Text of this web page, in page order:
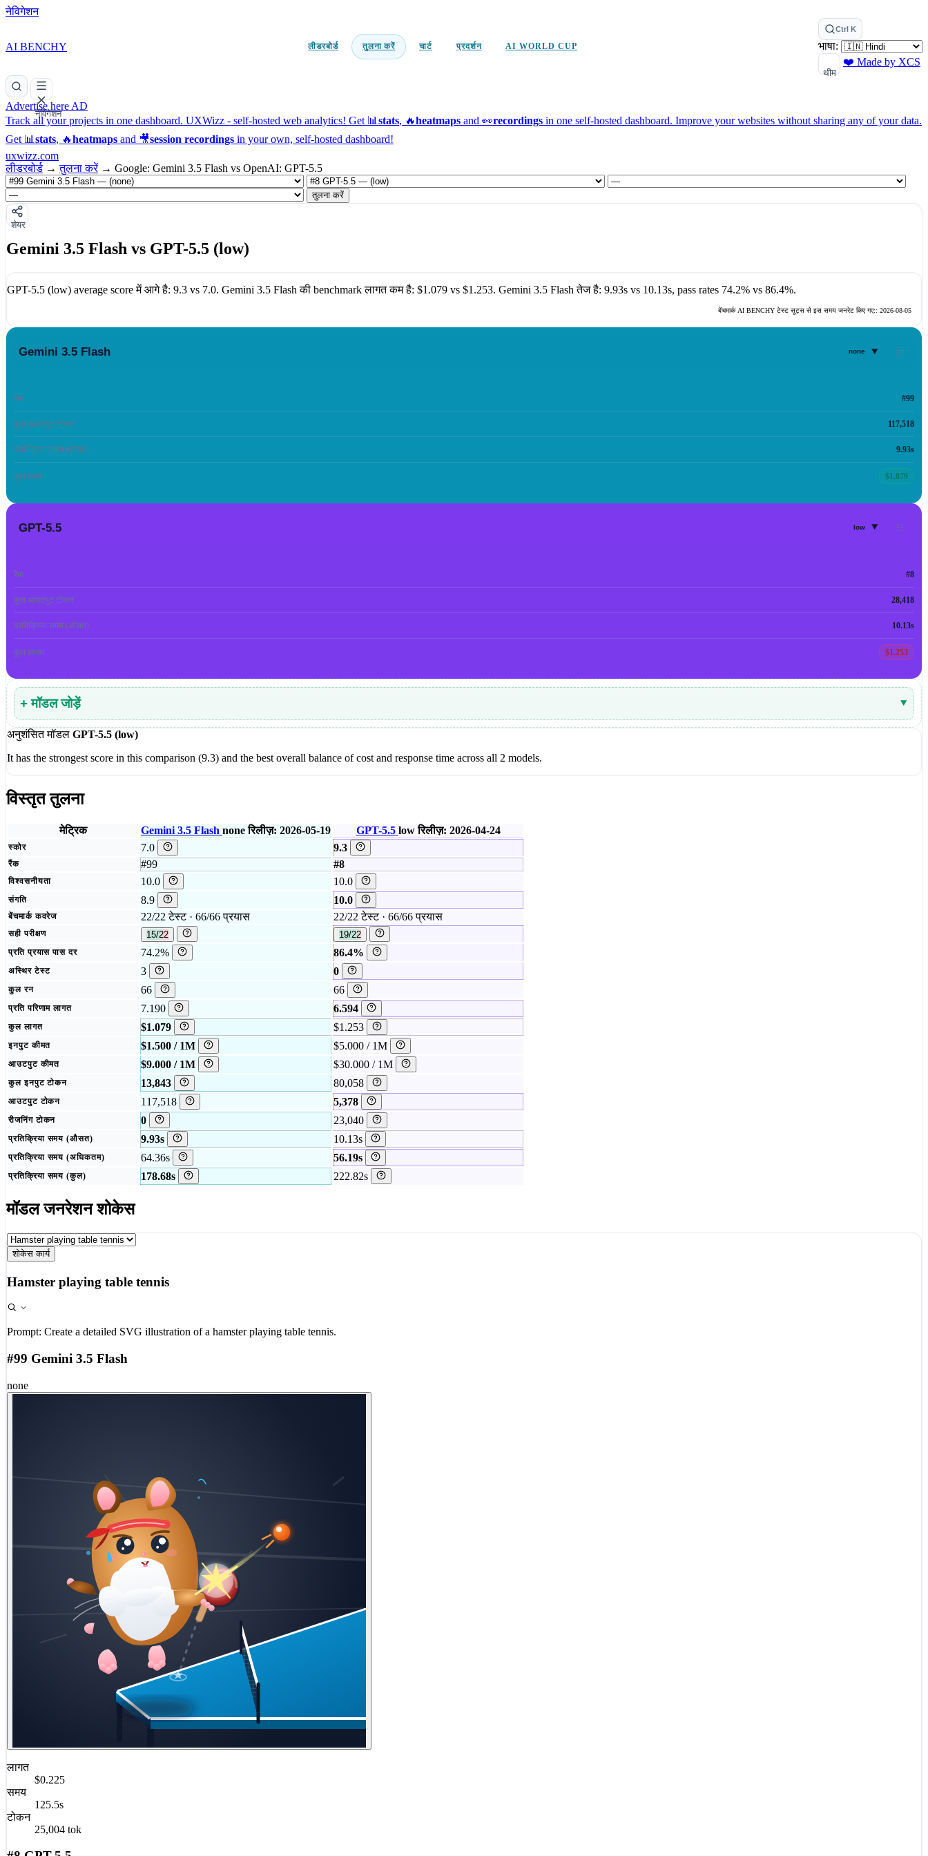
नेविगेशन
AI BENCHY लीडरबोर्ड तुलना करें चार्ट प्रदर्शन AI WORLD CUP
Ctrl K
भाषा:
थीम
❤️ Made by XCS
नेविगेशन
Advertise here AD
Track all your projects in one dashboard. UXWizz - self-hosted web analytics! Get 📊 stats, 🔥heatmaps and 👀recordings in one self-hosted dashboard. Improve your websites without sharing any of your data.
Get 📊 stats, 🔥heatmaps and 🎥session recordings in your own, self-hosted dashboard!
uxwizz.com
लीडरबोर्ड → तुलना करें → Google: Gemini 3.5 Flash vs OpenAI: GPT-5.5
तुलना करें
शेयर
Gemini 3.5 Flash vs GPT-5.5 (low)
GPT-5.5 (low) average score में आगे है: 9.3 vs 7.0. Gemini 3.5 Flash की benchmark लागत कम है: $1.079 vs $1.253. Gemini 3.5 Flash तेज है: 9.93s vs 10.13s, pass rates 74.2% vs 86.4%.
बेंचमार्क AI BENCHY टेस्ट सूट्स से इस समय जनरेट किए गए:: 2026-08-05
Gemini 3.5 Flash none ▾
रैंक #99
कुल आउटपुट टोकन 117,518
प्रतिक्रिया समय (औसत) 9.93s
कुल लागत $1.079
GPT-5.5 low ▾
रैंक #8
कुल आउटपुट टोकन 28,418
प्रतिक्रिया समय (औसत) 10.13s
कुल लागत $1.253
+ मॉडल जोड़ें ▾
अनुशंसित मॉडल GPT-5.5 (low)
It has the strongest score in this comparison (9.3) and the best overall balance of cost and response time across all 2 models.
विस्तृत तुलना
मेट्रिक Gemini 3.5 Flash none रिलीज़: 2026-05-19 GPT-5.5 low रिलीज़: 2026-04-24
स्कोर 7.0 9.3
रैंक #99 #8
विश्वसनीयता 10.0 10.0
संगति 8.9 10.0
बेंचमार्क कवरेज 22/22 टेस्ट · 66/66 प्रयास 22/22 टेस्ट · 66/66 प्रयास
सही परीक्षण 15/22 19/22
प्रति प्रयास पास दर 74.2% 86.4%
अस्थिर टेस्ट 3 0
कुल रन 66 66
प्रति परिणाम लागत 7.190 6.594
कुल लागत $1.079 $1.253
इनपुट कीमत $1.500 / 1M $5.000 / 1M
आउटपुट कीमत $9.000 / 1M $30.000 / 1M
कुल इनपुट टोकन 13,843 80,058
आउटपुट टोकन 117,518 5,378
रीजनिंग टोकन 0 23,040
प्रतिक्रिया समय (औसत) 9.93s 10.13s
प्रतिक्रिया समय (अधिकतम) 64.36s 56.19s
प्रतिक्रिया समय (कुल) 178.68s 222.82s
मॉडल जनरेशन शोकेस
शोकेस कार्य
Hamster playing table tennis
Prompt: Create a detailed SVG illustration of a hamster playing table tennis.
#99 Gemini 3.5 Flash
none
लागत
$0.225
समय
125.5s
टोकन
25,004 tok